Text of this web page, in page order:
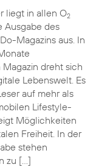
liegt in allen O2
Ausgabe des
Magazins aus. In
dreht sich
Lebenswelt. Es
auf mehr als
Lifestyle-
Möglichkeiten
Freiheit. In der
stehen
zu […]